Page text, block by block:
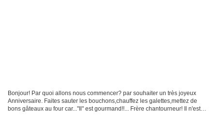
Bonjour! Par quoi allons nous commencer? par souhaiter un très joyeux
Anniversaire. Faites sauter les bouchons,chauffez les galettes,mettez de
bons gâteaux au four car..."Il" est gourmand!!... Frère chantourneur! Il n'est